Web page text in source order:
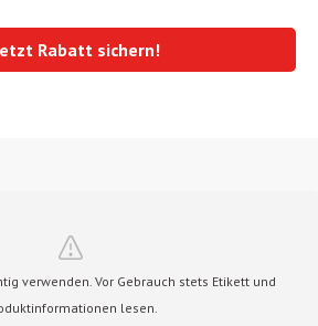
Rabatt sichern!
verwenden. Vor Gebrauch stets Etikett und
lesen.